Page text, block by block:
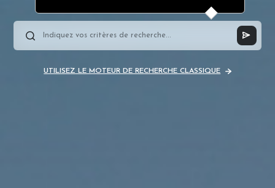
UTILISEZ LE MOTEUR DE RECHERCHE CLASSIQUE